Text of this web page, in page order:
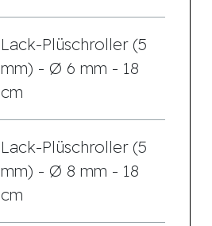
Lack-Plüschroller (5
mm) - Ø 6 mm - 18
cm
Lack-Plüschroller (5
mm) - Ø 8 mm - 18
cm